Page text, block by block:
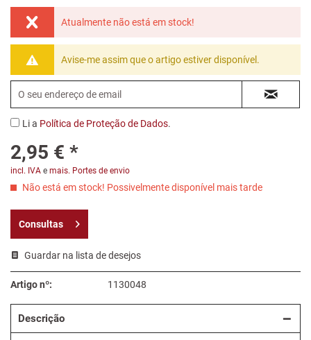
Atualmente não está em stock!
Avise-me assim que o artigo estiver disponível.
Li a Política de Proteção de Dados.
2,95 € *
incl. IVA e mais. Portes de envio
Não está em stock! Possivelmente disponível mais tarde
Consultas
Guardar na lista de desejos
Artigo nº: 1130048
Descrição